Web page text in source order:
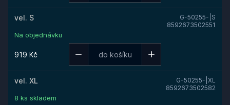
vel. S
G-50255-|S
8592673502551
Na objednávku
919 Kč
vel. XL
G-50255-|XL
8592673502582
8 ks skladem